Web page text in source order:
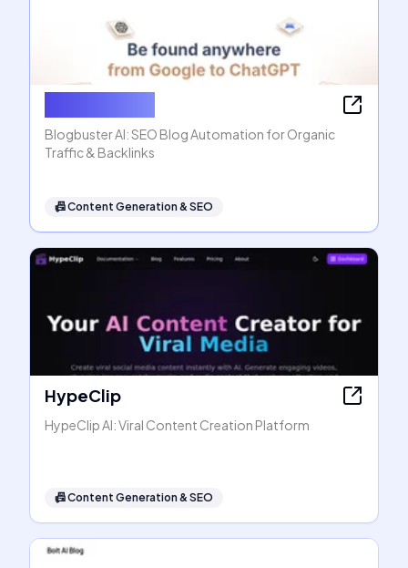
Blogbuster AI: SEO Blog Automation for Organic
Traffic & Backlinks
📠Content Generation & SEO
HypeClip
HypeClip AI: Viral Content Creation Platform
📠Content Generation & SEO